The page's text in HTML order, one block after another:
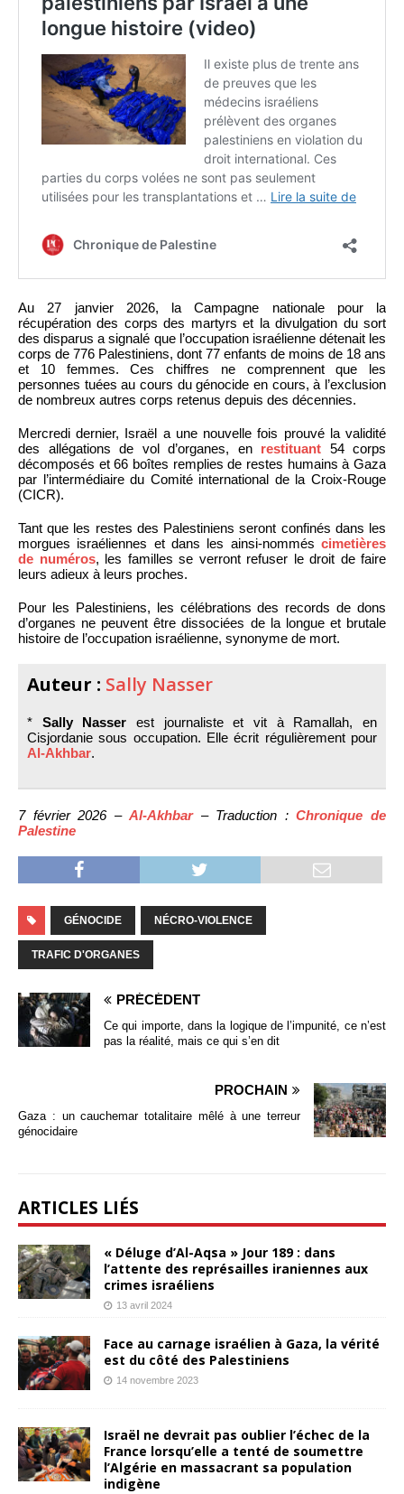
Au 27 janvier 2026, la Campagne nationale pour la
récupération des corps des martyrs et la divulgation du sort
des disparus a signalé que l’occupation israélienne détenait les
corps de 776 Palestiniens, dont 77 enfants de moins de 18 ans
et 10 femmes. Ces chiffres ne comprennent que les
personnes tuées au cours du génocide en cours, à l’exclusion
de nombreux autres corps retenus depuis des décennies.
Mercredi dernier, Israël a une nouvelle fois prouvé la validité
des allégations de vol d’organes, en restituant 54 corps
décomposés et 66 boîtes remplies de restes humains à Gaza
par l’intermédiaire du Comité international de la Croix-Rouge
(CICR).
Tant que les restes des Palestiniens seront confinés dans les
morgues israéliennes et dans les ainsi-nommés cimetières
de numéros, les familles se verront refuser le droit de faire
leurs adieux à leurs proches.
Pour les Palestiniens, les célébrations des records de dons
d’organes ne peuvent être dissociées de la longue et brutale
histoire de l’occupation israélienne, synonyme de mort.
Auteur : Sally Nasser
* Sally Nasser est journaliste et vit à Ramallah, en
Cisjordanie sous occupation. Elle écrit régulièrement pour
Al-Akhbar.
7 février 2026 –Al-Akhbar– Traduction :Chronique de
Palestine
GÉNOCIDE NÉCRO-VIOLENCE
TRAFIC D'ORGANES
PRÉCÉDENT
Ce qui importe, dans la logique de l’impunité, ce n’est
pas la réalité, mais ce qui s’en dit
PROCHAIN
Gaza : un cauchemar totalitaire mêlé à une terreur
génocidaire
ARTICLES LIÉS
« Déluge d’Al-Aqsa » Jour 189 : dans
l’attente des représailles iraniennes aux
crimes israéliens
13 avril 2024
Face au carnage israélien à Gaza, la vérité
est du côté des Palestiniens
14 novembre 2023
Israël ne devrait pas oublier l’échec de la
France lorsqu’elle a tenté de soumettre
l’Algérie en massacrant sa population
indigène